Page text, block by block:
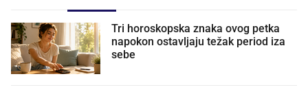
Tri horoskopska znaka ovog petka
napokon ostavljaju težak period iza
sebe